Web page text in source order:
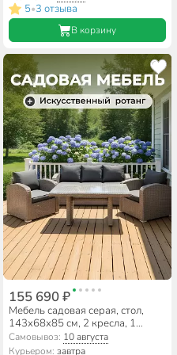
5•3 отзыва
В корзину
155 690 ₽
Мебель садовая серая, стол,
143х68х85 см, 2 кресла, 1
диван, подушка, 150 кг,
196х71х85 см, SYH1916W w/o
Самовывоз: 10 августа
Курьером: завтра